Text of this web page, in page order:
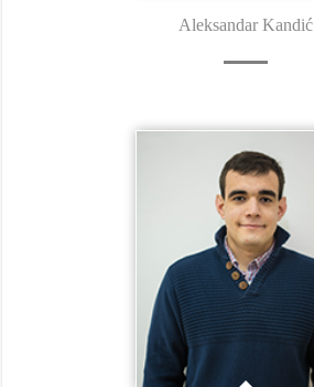
Aleksandar Kandić